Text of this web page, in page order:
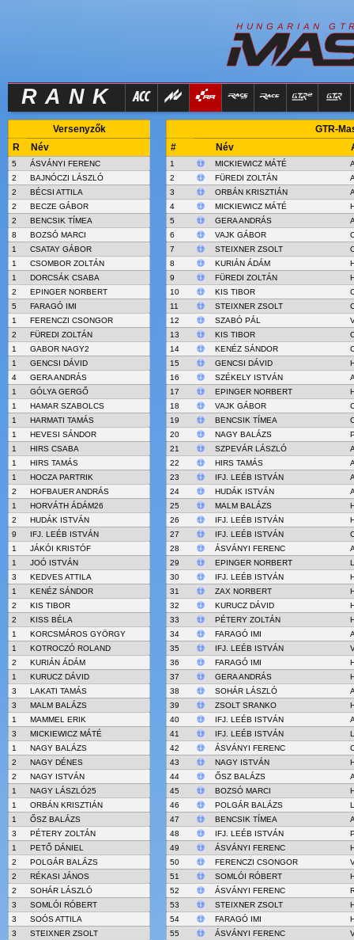
H U N G A R I A N G T
RANK
Versenyzők
R
Név
5
ÁSVÁNYI FERENC
2
BAJNÓCZI LÁSZLÓ
2
BÉCSI ATTILA
2
BECZE GÁBOR
2
BENCSIK TÍMEA
8
BOZSÓ MARCI
1
CSATAY GÁBOR
1
CSOMBOR ZOLTÁN
1
DORCSÁK CSABA
2
EPINGER NORBERT
5
FARAGÓ IMI
1
FERENCZI CSONGOR
2
FÜREDI ZOLTÁN
1
GABOR NAGY2
1
GENCSI DÁVID
4
GERA ANDRÁS
1
GÓLYA GERGŐ
1
HAMAR SZABOLCS
1
HARMATI TAMÁS
1
HEVESI SÁNDOR
1
HIRS CSABA
1
HIRS TAMÁS
1
HOCZA PARTRIK
2
HOFBAUER ANDRÁS
1
HORVÁTH ÁDÁM26
2
HUDÁK ISTVÁN
9
IFJ. LEÉB ISTVÁN
1
JÁKÓI KRISTÓF
1
JOÓ ISTVÁN
3
KEDVES ATTILA
1
KENÉZ SÁNDOR
2
KIS TIBOR
2
KISS BÉLA
1
KORCSMÁROS GYÖRGY
1
KOTROCZÓ ROLAND
2
KURIÁN ÁDÁM
1
KURUCZ DÁVID
3
LAKATI TAMÁS
3
MALM BALÁZS
1
MAMMEL ERIK
3
MICKIEWICZ MÁTÉ
1
NAGY BALÁZS
2
NAGY DÉNES
2
NAGY ISTVÁN
1
NAGY LÁSZLÓ25
1
ORBÁN KRISZTIÁN
1
ŐSZ BALÁZS
3
PÉTERY ZOLTÁN
1
PETŐ DÁNIEL
2
POLGÁR BALÁZS
2
RÉKASI JÁNOS
2
SOHÁR LÁSZLÓ
3
SOMLÓI RÓBERT
3
SOÓS ATTILA
3
STEIXNER ZSOLT
GTR-
#
Név
1 MICKIEWICZ MÁTÉ
2
FÜREDI ZOLTÁN
3
ORBÁN KRISZTIÁN
4
MICKIEWICZ MÁTÉ
5
GERA ANDRÁS
6
VAJK GÁBOR
7
STEIXNER ZSOLT
8
KURIÁN ÁDÁM
9
FÜREDI ZOLTÁN
10
KIS TIBOR
11
STEIXNER ZSOLT
12
SZABÓ PÁL
13
KIS TIBOR
14
KENÉZ SÁNDOR
15
GENCSI DÁVID
16
SZÉKELY ISTVÁN
17
EPINGER NORBERT
18
VAJK GÁBOR
19
BENCSIK TÍMEA
20
NAGY BALÁZS
21
SZPEVÁR LÁSZLÓ
22
HIRS TAMÁS
23
IFJ. LEÉB ISTVÁN
24
HUDÁK ISTVÁN
25
MALM BALÁZS
26
IFJ. LEÉB ISTVÁN
27
IFJ. LEÉB ISTVÁN
28
ÁSVÁNYI FERENC
29
EPINGER NORBERT
30
IFJ. LEÉB ISTVÁN
31
ZAX NORBERT
32
KURUCZ DÁVID
33
PÉTERY ZOLTÁN
34
FARAGÓ IMI
35
IFJ. LEÉB ISTVÁN
36
FARAGÓ IMI
37
GERA ANDRÁS
38
SOHÁR LÁSZLÓ
39
ZSOLT SRANKO
40
IFJ. LEÉB ISTVÁN
41
IFJ. LEÉB ISTVÁN
42
ÁSVÁNYI FERENC
43
NAGY ISTVÁN
44
ŐSZ BALÁZS
45
BOZSÓ MARCI
46
POLGÁR BALÁZS
47
BENCSIK TÍMEA
48
IFJ. LEÉB ISTVÁN
49
ÁSVÁNYI FERENC
50
FERENCZI CSONGOR
51
SOMLÓI RÓBERT
52
ÁSVÁNYI FERENC
53
STEIXNER ZSOLT
54
FARAGÓ IMI
55
ÁSVÁNYI FERENC